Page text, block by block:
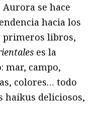
se hace
hacia los
primeros libros,
es la
mar, campo,
colores… todo
haikus deliciosos,